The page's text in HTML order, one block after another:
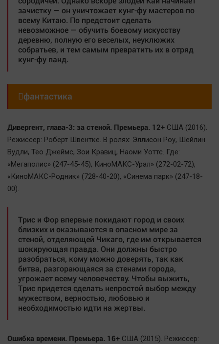
зачистку — он уничтожает кунг-фу мастеров по
всему Китаю. По предстоит сделать
невозможное — обучить боевому искусству
деревню, полную его веселых, неуклюжих
собратьев, и тем самым превратить их в отряд
кунг-фу панд.
фантастика
Дивергент, глава-3: за стеной. Премьера. 12+ США (2016).
Режиссер: Роберт Швентке. В ролях: Эллисон Роу, Шейлин
Вудли, Тео Джеймс, Зои Кравиц, Наоми Уоттс. Где:
«Мегаполис» (247-45-45), КиноМАКС-Урал» (272-02-72),
«КиноМАКС-Родник» (728-40-20), «Синема парк» (247-18-
00).
Трис и Фор впервые покидают город и своих
близких и оказываются в опасном мире за
стеной, отделяющей Чикаго, где им открывается
шокирующая правда. Они должны быстро
разобраться, кому можно доверять, так как
битва, разгорающаяся за стенами города,
угрожает всему человечеству. Чтобы выжить,
Трис придется сделать непростой выбор между
мужеством, верностью, любовью и
необходимостью идти на жертвы.
Ошибка времени. Премьера. 16+ США (2015). Режиссер: